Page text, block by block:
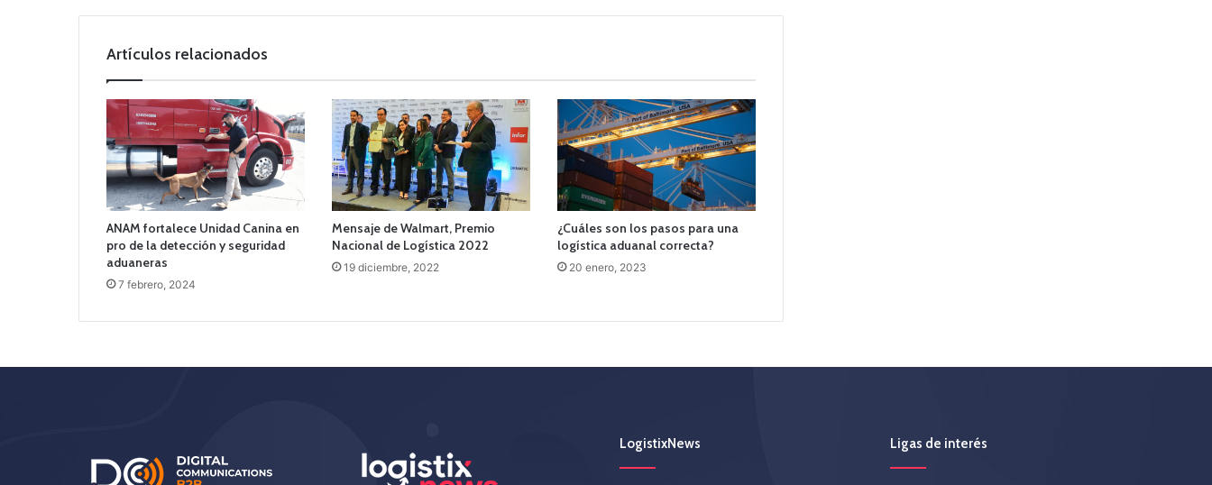
Artículos relacionados
ANAM fortalece Unidad Canina en
pro de la detección y seguridad
aduaneras
7 febrero, 2024
Mensaje de Walmart, Premio
Nacional de Logística 2022
19 diciembre, 2022
¿Cuáles son los pasos para una
logística aduanal correcta?
20 enero, 2023
LogistixNews Ligas de interés